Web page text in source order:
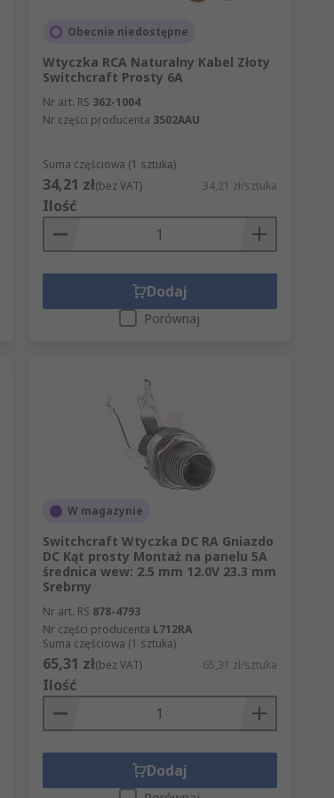
Obecnie niedostępne
Wtyczka RCA Naturalny Kabel Złoty
Switchcraft Prosty 6A
Nr art. RS 362-1004
Nr części producenta 3502AAU
Suma częściowa (1 sztuka)
34,21 zł(bez VAT) 34,21 zł/sztuka
Ilość
Dodaj
Porównaj
W magazynie
Switchcraft Wtyczka DC RA Gniazdo
DC Kąt prosty Montaż na panelu 5A
średnica wew: 2.5 mm 12.0V 23.3 mm
Srebrny
Nr art. RS 878-4793
Nr części producenta L712RA
Suma częściowa (1 sztuka)
65,31 zł(bez VAT) 65,31 zł/sztuka
Ilość
Dodaj